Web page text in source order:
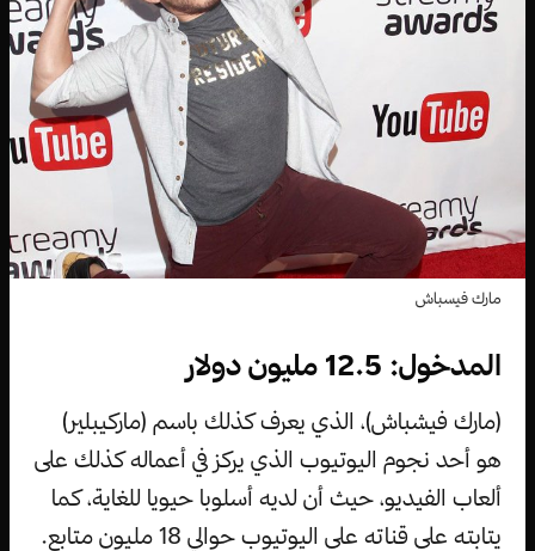
مارك فيسباش
المدخول: 12.5 مليون دولار
(مارك فيشباش)، الذي يعرف كذلك باسم (ماركيبلير)
هو أحد نجوم اليوتيوب الذي يركز في أعماله كذلك على
ألعاب الفيديو، حيث أن لديه أسلوبا حيويا للغاية، كما
يتابته على قناته على اليوتيوب حوالي 18 مليون متابع.